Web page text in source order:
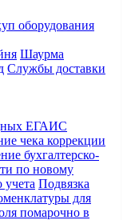
оборудования
Шаурма
Службы доставки
ЕГАИС
чека коррекции
бухгалтерско-
по новому
учета Подвязка
для
помарочно в